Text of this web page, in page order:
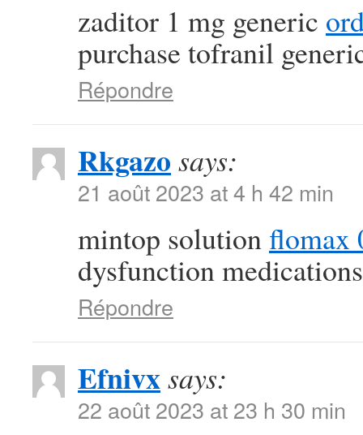
zaditor 1 mg generic
purchase tofranil
Répondre
Rkgazo says:
21 août 2023 at 4 h 42 min
mintop solution flomax
dysfunction medications
Répondre
Efnivxsays:
22 août 2023 at 23 h 30 min